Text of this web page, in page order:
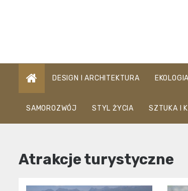
DESIGN I ARCHITEKTURA EKOLOGIA
SAMOROZWÓJ STYL ŻYCIA SZTUKA I
Atrakcje turystyczne